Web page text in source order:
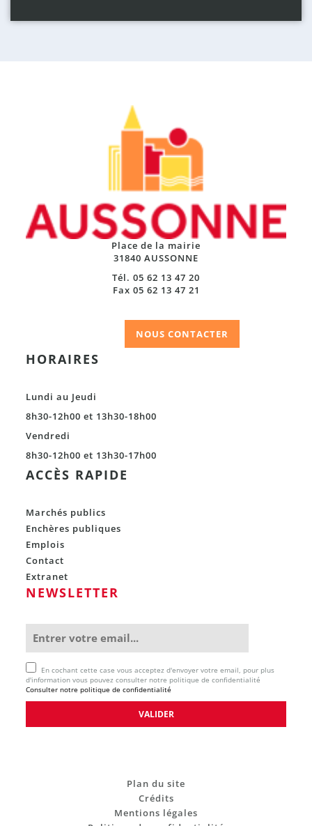
Place de la mairie
31840 AUSSONNE
Tél. 05 62 13 47 20
Fax 05 62 13 47 21
NOUS CONTACTER
HORAIRES
Lundi au Jeudi
8h30-12h00 et 13h30-18h00
Vendredi
8h30-12h00 et 13h30-17h00
ACCÈS RAPIDE
Marchés publics
Enchères publiques
Emplois
Contact
Extranet
NEWSLETTER
En cochant cette case vous acceptez d'envoyer votre email, pour plus
d'information vous pouvez consulter notre politique de confidentialité
Consulter notre politique de confidentialité
Plan du site
Crédits
Mentions légales